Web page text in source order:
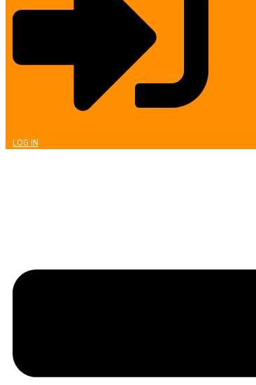
LOG IN